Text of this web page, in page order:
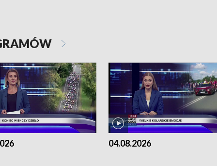
04.08.2026